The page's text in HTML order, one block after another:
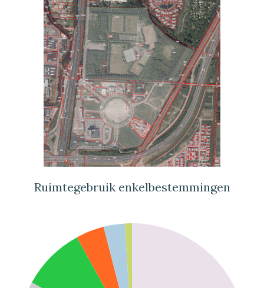
Ruimtegebruik enkelbestemmingen